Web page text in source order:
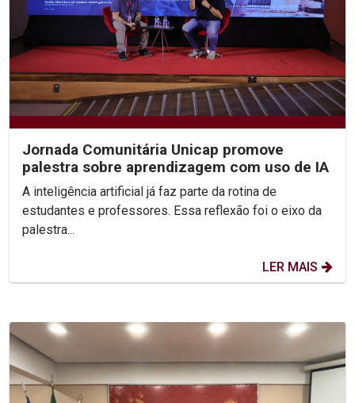
Jornada Comunitária Unicap promove
palestra sobre aprendizagem com uso de IA
A inteligência artificial já faz parte da rotina de
estudantes e professores. Essa reflexão foi o eixo da
palestra...
LER MAIS